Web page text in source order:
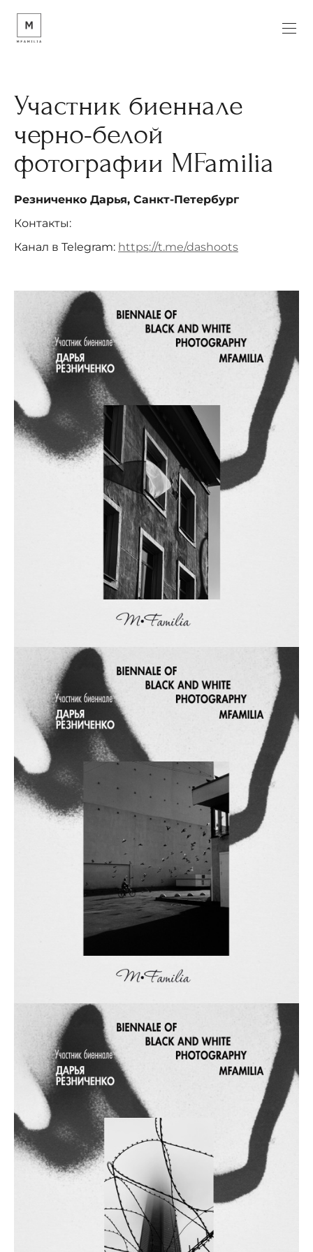
Участник биеннале
черно-белой
фотографии MFamilia
Резниченко Дарья, Санкт-Петербург
Контакты:
Канал в Telegram: https://t.me/dashoots